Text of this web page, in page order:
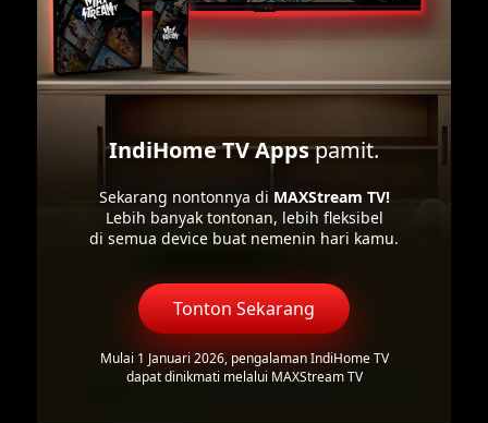
IndiHome TV Appspamit.
Sekarang nontonnya di MAXStream TV!
Lebih banyak tontonan, lebih fleksibel
di semua device buat nemenin hari kamu.
Tonton Sekarang
Mulai 1 Januari 2026, pengalaman IndiHome TV
dapat dinikmati melalui MAXStream TV